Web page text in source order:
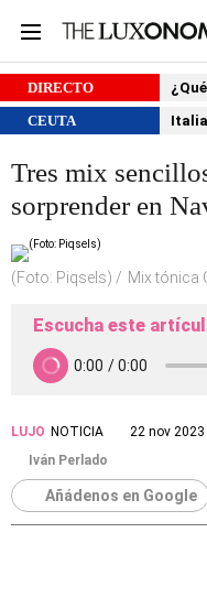
DIRECTO
CEUTA
Tres mix
sorprender en
(Foto: Piqsels) Mix tónica
Escucha este
LUJO NOTICIA
22 nov 2023
Iván Perlado
Añádenos en Google